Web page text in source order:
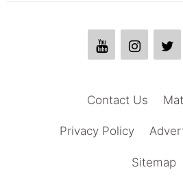
Contact Us
Privacy Policy
Sitemap